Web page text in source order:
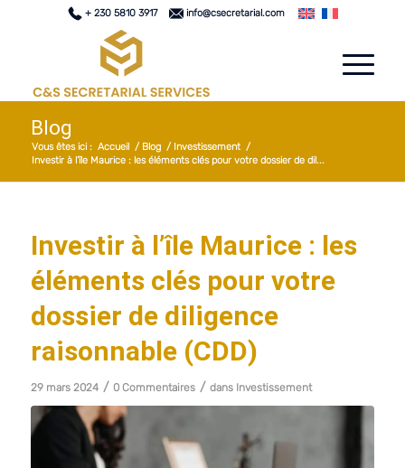
+ 230 5810 3917 info@csecretarial.com
Blog
Vous êtes ici : Accueil / Blog / Investissement /
Investir à l’île Maurice : les éléments clés pour votre dossier de dil...
Investir à l’île Maurice : les
éléments clés pour votre
dossier de diligence
raisonnable (CDD)
29 mars 2024 / 0 Commentaires / dans Investissement